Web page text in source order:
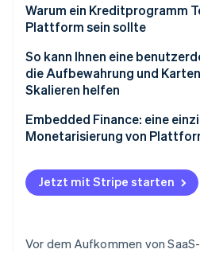
Betrugsprävention
Atlas
Climate
CO₂-Entnahme
Stripe-Sessions
Erfahren Sie, wie
Ecosystem
Stripe App-
Warum ein Kreditprogramm
Plattform sein sollte
Die Chance
Die Strategie
So kann Ihnen eine
die Aufbewahrung und
Skalieren helfen
Embedded Finance gezielt
integrieren
Wachsende Akzeptanz mit
Markteinführungsstrategie
Embedded Finance: eine
Monetarisierung von
Jetzt mit Stripe starten
Vor dem Aufkommen von